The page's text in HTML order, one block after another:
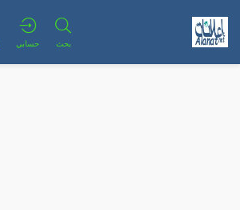
بحث حسابي